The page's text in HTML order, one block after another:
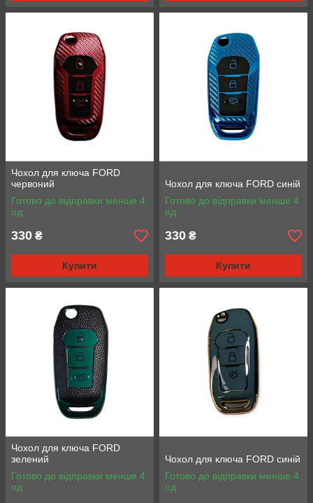
Чохол для ключа FORD
червоний
Готово до відправки менше 4
од.
330 ₴
Купити
Чохол для ключа FORD синій
Готово до відправки менше 4
од.
330 ₴
Купити
Чохол для ключа FORD
зелений
Готово до відправки менше 4
од.
Чохол для ключа FORD синій
Готово до відправки менше 4
од.